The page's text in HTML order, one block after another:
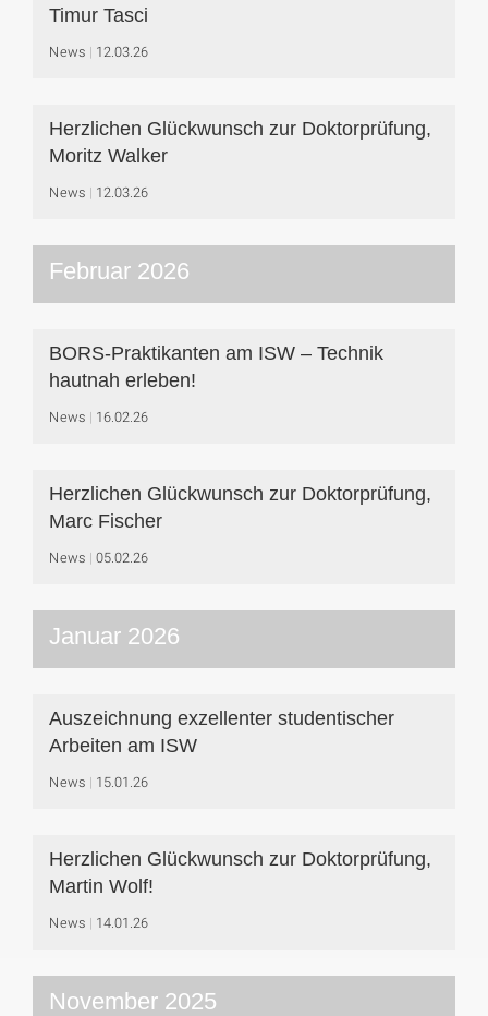
Timur Tasci
News 12.03.26
Herzlichen Glückwunsch zur Doktorprüfung,
Moritz Walker
News 12.03.26
Februar 2026
BORS-Praktikanten am ISW – Technik
hautnah erleben!
News 16.02.26
Herzlichen Glückwunsch zur Doktorprüfung,
Marc Fischer
News 05.02.26
Januar 2026
Auszeichnung exzellenter studentischer
Arbeiten am ISW
News 15.01.26
Herzlichen Glückwunsch zur Doktorprüfung,
Martin Wolf!
News 14.01.26
November 2025